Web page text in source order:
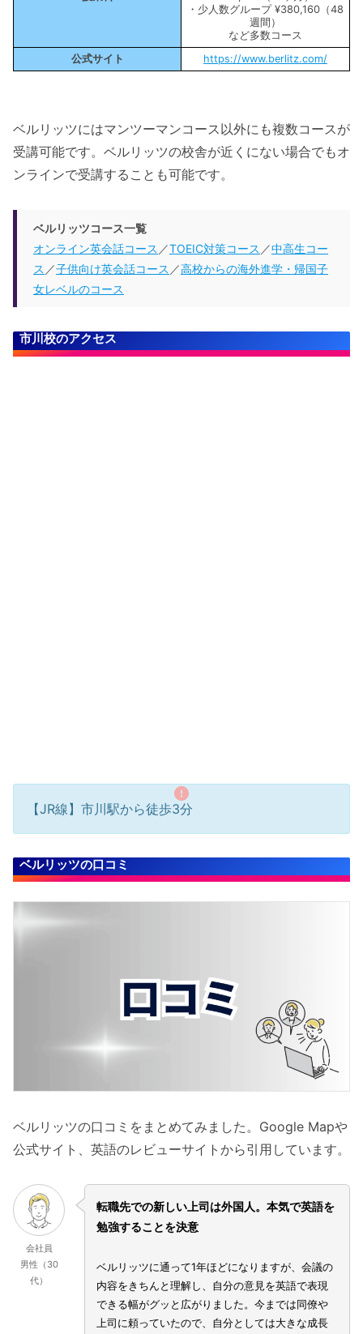
・少人数グループ ¥380,160（48
週間）
など多数コース
公式サイト
https://www.berlitz.com/
ベルリッツにはマンツーマンコース以外にも複数コースが
受講可能です。ベルリッツの校舎が近くにない場合でもオ
ンラインで受講することも可能です。
ベルリッツコース一覧
オンライン英会話コース ／TOEIC対策コース ／中高生コー
ス ／子供向け英会話コース ／高校からの海外進学・帰国子
女レベルのコース
市川校のアクセス
【JR線】市川駅から徒歩3分
ベルリッツの口コミ
ベルリッツの口コミをまとめてみました。Google Mapや
公式サイト、英語のレビューサイトから引用しています。
会社員
男性（30
代）
転職先での新しい上司は外国人。本気で英語を
勉強することを決意
ベルリッツに通って1年ほどになりますが、会議の
内容をきちんと理解し、自分の意見を英語で表現
できる幅がグッと広がりました。今までは同僚や
上司に頼っていたので、自分としては大きな成長